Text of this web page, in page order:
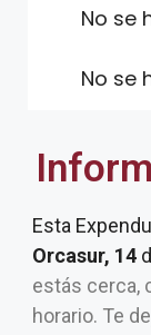
No se
No se
Esta
Orcasur, 14
estás cerca,
horario. Te